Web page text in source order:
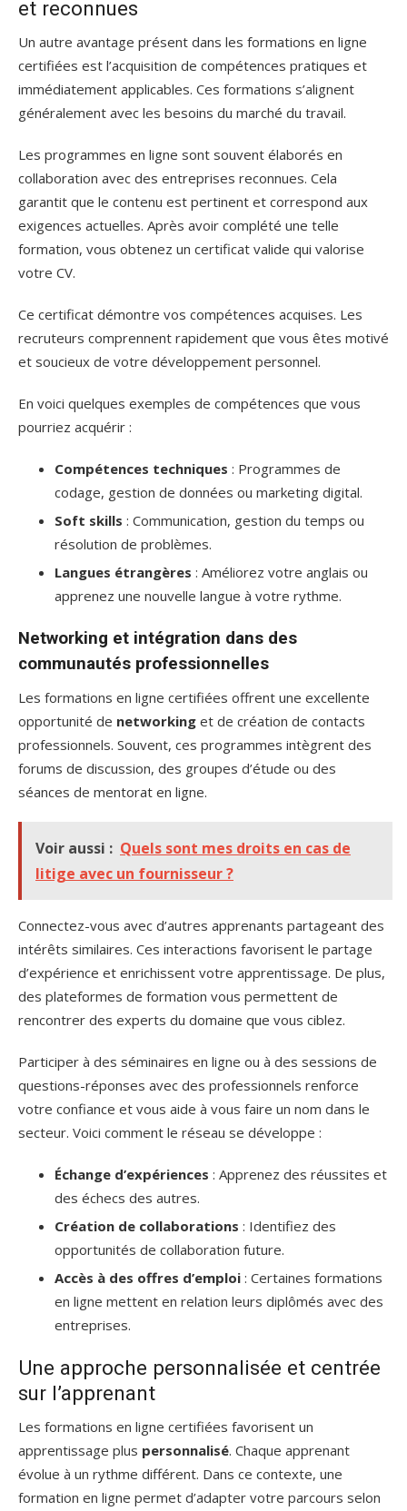
et reconnues
Un autre avantage présent dans les formations en ligne
certifiées est l’acquisition de compétences pratiques et
immédiatement applicables. Ces formations s’alignent
généralement avec les besoins du marché du travail.
Les programmes en ligne sont souvent élaborés en
collaboration avec des entreprises reconnues. Cela
garantit que le contenu est pertinent et correspond aux
exigences actuelles. Après avoir complété une telle
formation, vous obtenez un certificat valide qui valorise
votre CV.
Ce certificat démontre vos compétences acquises. Les
recruteurs comprennent rapidement que vous êtes motivé
et soucieux de votre développement personnel.
En voici quelques exemples de compétences que vous
pourriez acquérir :
Compétences techniques : Programmes de
codage, gestion de données ou marketing digital.
Soft skills : Communication, gestion du temps ou
résolution de problèmes.
Langues étrangères : Améliorez votre anglais ou
apprenez une nouvelle langue à votre rythme.
Networking et intégration dans des
communautés professionnelles
Les formations en ligne certifiées offrent une excellente
opportunité de networking et de création de contacts
professionnels. Souvent, ces programmes intègrent des
forums de discussion, des groupes d’étude ou des
séances de mentorat en ligne.
Voir aussi : Quels sont mes droits en cas de
litige avec un fournisseur ?
Connectez-vous avec d’autres apprenants partageant des
intérêts similaires. Ces interactions favorisent le partage
d’expérience et enrichissent votre apprentissage. De plus,
des plateformes de formation vous permettent de
rencontrer des experts du domaine que vous ciblez.
Participer à des séminaires en ligne ou à des sessions de
questions-réponses avec des professionnels renforce
votre confiance et vous aide à vous faire un nom dans le
secteur. Voici comment le réseau se développe :
Échange d’expériences : Apprenez des réussites et
des échecs des autres.
Création de collaborations : Identifiez des
opportunités de collaboration future.
Accès à des offres d’emploi : Certaines formations
en ligne mettent en relation leurs diplômés avec des
entreprises.
Une approche personnalisée et centrée
sur l’apprenant
Les formations en ligne certifiées favorisent un
apprentissage plus personnalisé. Chaque apprenant
évolue à un rythme différent. Dans ce contexte, une
formation en ligne permet d’adapter votre parcours selon